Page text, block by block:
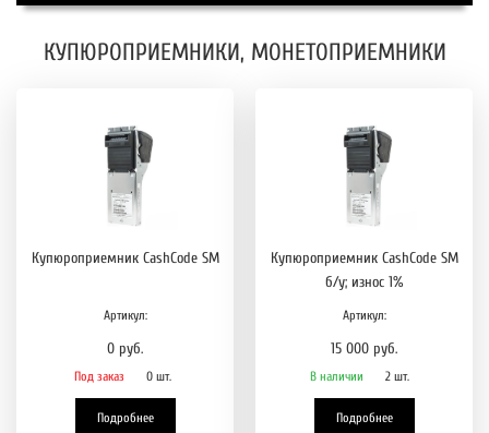
КУПЮРОПРИЕМНИКИ, МОНЕТОПРИЕМНИКИ
Купюроприемник CashCode SM
Артикул:
0 руб.
Под заказ 0 шт.
Подробнее
Купюроприемник CashCode SM
б/у; износ 1%
Артикул:
15 000 руб.
В наличии 2 шт.
Подробнее